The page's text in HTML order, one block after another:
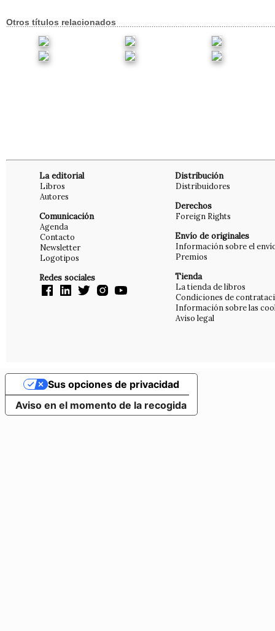
Otros títulos relacionados
La editorial
Libros
Autores
Comunicación
Agenda
Contacto
Newsletter
Logotipos
Redes sociales
Distribución
Distribuidores
Derechos
Foreign Rights
Envío de originales
Información sobre el
Premios
Tienda
La tienda de libros
Condiciones de
Información sobre las
Aviso legal
Aviso en el momento de la recogida
Sus opciones de privacidad